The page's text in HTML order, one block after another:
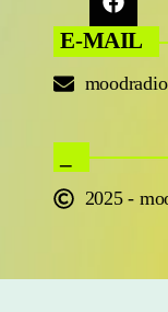
E-MAIL
2025 -